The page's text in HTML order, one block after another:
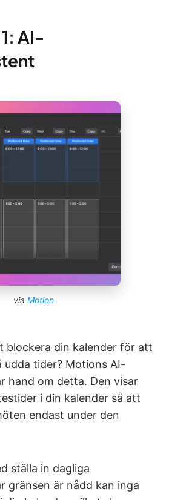
AI-
via Motion
blockera din kalender för att
udda tider? Motions AI-
hand om detta. Den visar
i din kalender så att
endast under den
ställa in dagliga
gränsen är nådd kan inga